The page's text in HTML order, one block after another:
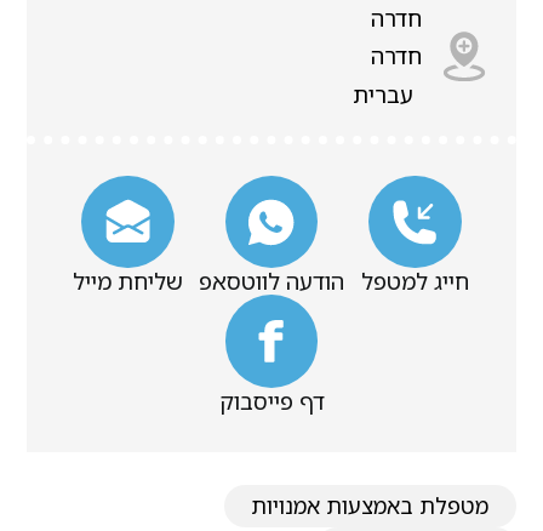
חדרה
חדרה
עברית
חייג למטפל הודעה לווטסאפ שליחת מייל
דף פייסבוק
מטפלת באמצעות אמנויות